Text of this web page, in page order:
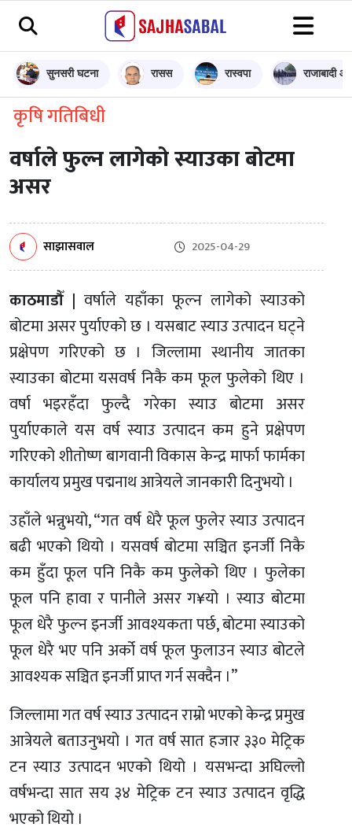
सुनसरी घटना रासस रास्वपा राजाबादी
कृषि गतिबिधी
वर्षाले फुल्न लागेको स्याउका बोटमा
असर
साझासवाल 2025-04-29
काठमाडौँ | वर्षाले यहाँका फूल्न लागेको स्याउको
बोटमा असर पुर्याएको छ । यसबाट स्याउ उत्पादन घट्ने
प्रक्षेपण गरिएको छ । जिल्लामा स्थानीय जातका
स्याउका बोटमा यसवर्ष निकै कम फूल फुलेको थिए ।
वर्षा भइरहँदा फुल्दै गरेका स्याउ बोटमा असर
पुर्याएकाले यस वर्ष स्याउ उत्पादन कम हुने प्रक्षेपण
गरिएको शीतोष्ण बागवानी विकास केन्द्र मार्फा फार्मका
कार्यालय प्रमुख पद्मनाथ आत्रेयले जानकारी दिनुभयो ।
उहाँले भन्नुभयो, “गत वर्ष धेरै फूल फुलेर स्याउ उत्पादन
बढी भएको थियो । यसवर्ष बोटमा सञ्चित इनर्जी निकै
कम हुँदा फूल पनि निकै कम फुलेको थिए । फुलेका
फूल पनि हावा र पानीले असर ग¥यो । स्याउ बोटमा
फूल धेरै फुल्न इनर्जी आवश्यकता पर्छ, बोटमा स्याउको
फूल धेरै भए पनि अर्को वर्ष फूल फुलाउन स्याउ बोटले
आवश्यक सञ्चित इनर्जी प्राप्त गर्न सक्दैन ।”
जिल्लामा गत वर्ष स्याउ उत्पादन राम्रो भएको केन्द्र प्रमुख
आत्रेयले बताउनुभयो । गत वर्ष सात हजार ३३० मेट्रिक
टन स्याउ उत्पादन भएको थियो । यसभन्दा अघिल्लो
वर्षभन्दा सात सय ३४ मेट्रिक टन स्याउ उत्पादन वृद्धि
भएको थियो ।